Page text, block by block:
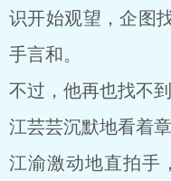
识开始观望，企图
手言和。
不过，他再也找不
江芸芸沉默地看着
江渝激动地直拍手